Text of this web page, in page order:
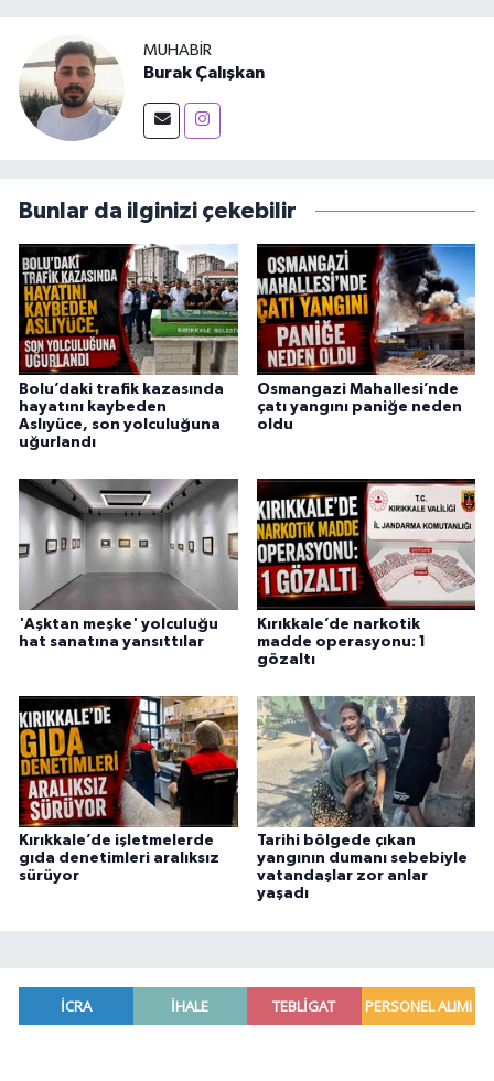
MUHABIR
Burak Çalışkan
Bunlar da ilginizi çekebilir
Bolu’daki trafik kazasında
hayatını kaybeden
Aslıyüce, son yolculuğuna
uğurlandı
Osmangazi Mahallesi’nde
çatı yangını paniğe neden
oldu
'Aşktan meşke' yolculuğu
hat sanatına yansıttılar
Kırıkkale’de narkotik
madde operasyonu: 1
gözaltı
Kırıkkale’de işletmelerde
gıda denetimleri aralıksız
sürüyor
Tarihi bölgede çıkan
yangının dumanı sebebiyle
vatandaşlar zor anlar
yaşadı